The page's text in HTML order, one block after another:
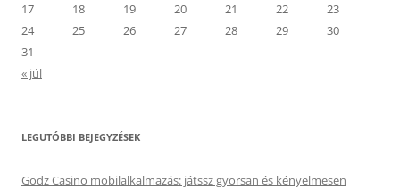
17
18 19 20 21 22
23
24
25 26 27 28 29
30
31
« júl
LEGUTÓBBI BEJEGYZÉSEK
Godz Casino mobilalkalmazás: játssz gyorsan és kényelmesen